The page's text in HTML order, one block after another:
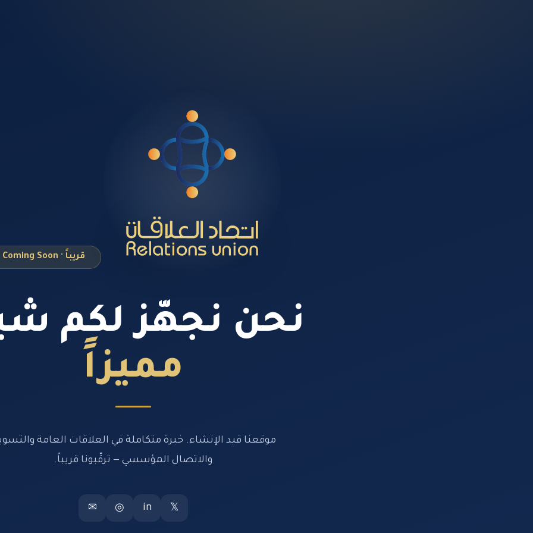
قريباً · Coming Soon
نحن نجهّز لكم
مميزاً
موقعنا قيد الإنشاء. خبرة متكاملة في العلاقات العامة
والاتصال المؤسسي — ترقّبونا قريباً.
𝕏
in
◎
✉